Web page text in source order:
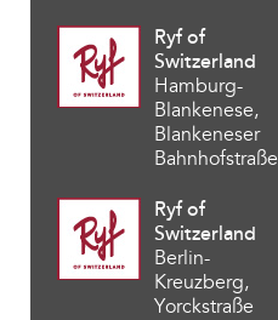
Ryf of
Switzerland
Hamburg-
Blankenese,
Blankeneser
Bahnhofstraße
Ryf of
Switzerland
Berlin-
Kreuzberg,
Yorckstraße